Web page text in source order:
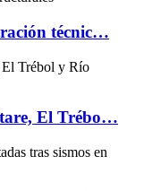
técnic…
El Trébo…